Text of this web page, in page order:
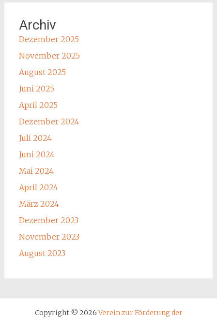
Archiv
Dezember 2025
November 2025
August 2025
Juni 2025
April 2025
Dezember 2024
Juli 2024
Juni 2024
Mai 2024
April 2024
März 2024
Dezember 2023
November 2023
August 2023
Copyright © 2026Verein zur Förderung der